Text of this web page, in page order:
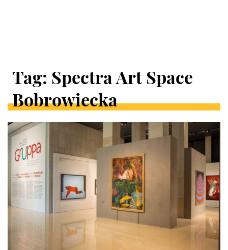
Tag: Spectra Art Space
Bobrowiecka
ARTYKUŁY
W
KATEGORII